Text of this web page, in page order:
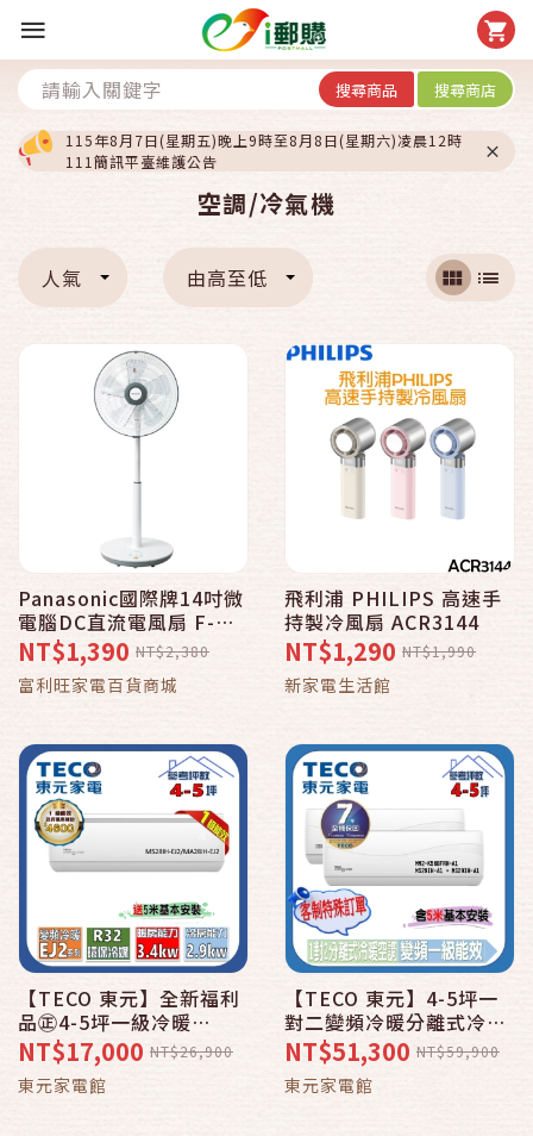
搜尋商品 搜尋商店
115年8月7日(星期五)晚上9時至8月8日(星期六)凌晨12時
111簡訊平臺維護公告
空調/冷氣機
人氣 由高至低
Panasonic國際牌14吋微
電腦DC直流電風扇 F-
S14KM
NT$1,390 NT$2,380
富利旺家電百貨商城
飛利浦 PHILIPS 高速手
持製冷風扇 ACR3144
NT$1,290 NT$1,990
新家電生活館
【TECO 東元】全新福利
品㊣4-5坪一級冷暖
2.9KW分離式空調
MA28IH-EJ2
NT$17,000 NT$26,900
東元家電館
【TECO 東元】4-5坪一
對二變頻冷暖分離式冷氣
空調 MS29IH-A1 *2＋
MM2-K56BFRH-A1 含
五米基本安裝
NT$51,300 NT$59,900
東元家電館